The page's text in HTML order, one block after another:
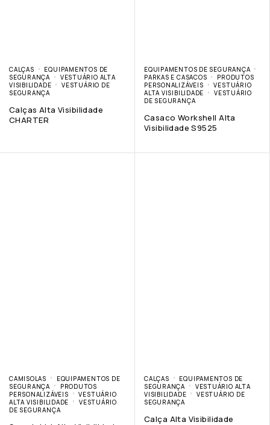
CALÇAS
EQUIPAMENTOS DE
SEGURANÇA
VESTUÁRIO ALTA
VISIBILIDADE
VESTUÁRIO DE
SEGURANÇA
Calças Alta Visibilidade
CHARTER
EQUIPAMENTOS DE SEGURANÇA
PARKAS E CASACOS
PRODUTOS
PERSONALIZÁVEIS
VESTUÁRIO
ALTA VISIBILIDADE
VESTUÁRIO
DE SEGURANÇA
Casaco Workshell Alta
Visibilidade S9525
CAMISOLAS
EQUIPAMENTOS DE
SEGURANÇA
PRODUTOS
PERSONALIZÁVEIS
VESTUÁRIO
ALTA VISIBILIDADE
VESTUÁRIO
DE SEGURANÇA
CALÇAS
EQUIPAMENTOS DE
SEGURANÇA
VESTUÁRIO ALTA
VISIBILIDADE
VESTUÁRIO DE
SEGURANÇA
Calça Alta Visibilidade